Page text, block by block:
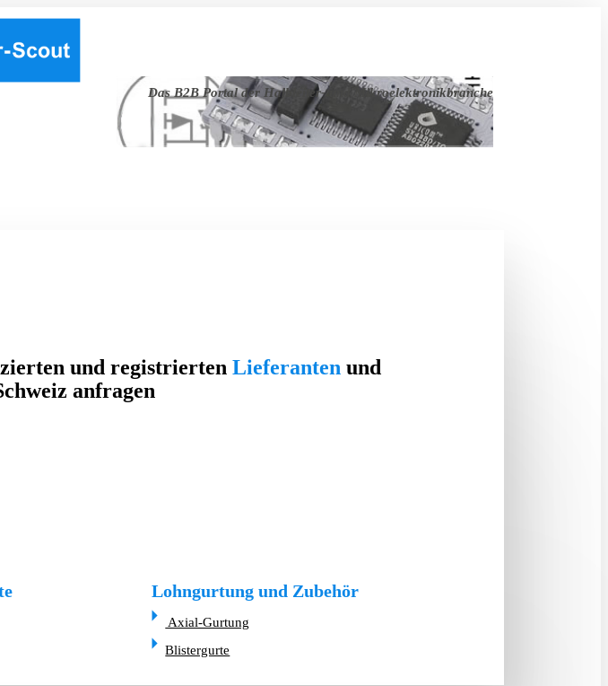
Das B2B Portal der Halbleiter- und Mikroelektronikbranche
und registrierten Lieferanten und
anfragen
Lohngurtung und Zubehör
Axial-Gurtung
Blistergurte